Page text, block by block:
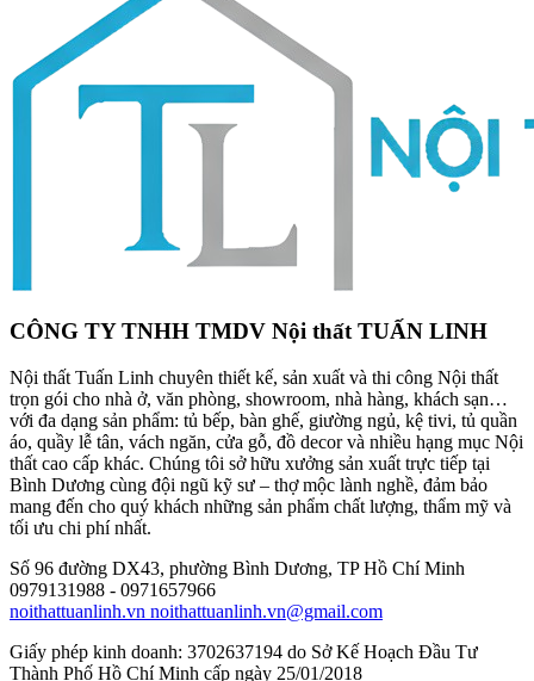
CÔNG TY TNHH TMDV Nội thất TUẤN LINH
Nội thất Tuấn Linh chuyên thiết kế, sản xuất và thi công Nội thất
trọn gói cho nhà ở, văn phòng, showroom, nhà hàng, khách sạn…
với đa dạng sản phẩm: tủ bếp, bàn ghế, giường ngủ, kệ tivi, tủ quần
áo, quầy lễ tân, vách ngăn, cửa gỗ, đồ decor và nhiều hạng mục Nội
thất cao cấp khác. Chúng tôi sở hữu xưởng sản xuất trực tiếp tại
Bình Dương cùng đội ngũ kỹ sư – thợ mộc lành nghề, đảm bảo
mang đến cho quý khách những sản phẩm chất lượng, thẩm mỹ và
tối ưu chi phí nhất.
Số 96 đường DX43, phường Bình Dương, TP Hồ Chí Minh
0979131988 - 0971657966
noithattuanlinh.vn noithattuanlinh.vn@gmail.com
Giấy phép kinh doanh: 3702637194 do Sở Kế Hoạch Đầu Tư
Thành Phố Hồ Chí Minh cấp ngày 25/01/2018